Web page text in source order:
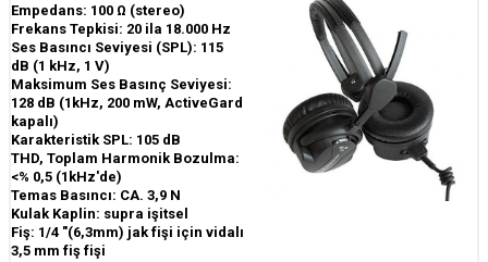
Empedans: 100 Ω (stereo)
Frekans Tepkisi: 20 ila 18.000 Hz
Ses Basıncı Seviyesi (SPL): 115
dB (1 kHz, 1 V)
Maksimum Ses Basınç Seviyesi:
128 dB (1kHz, 200 mW, ActiveGard
kapalı)
Karakteristik SPL: 105 dB
THD, Toplam Harmonik Bozulma:
<% 0,5 (1kHz'de)
Temas Basıncı: CA. 3,9 N
Kulak Kaplin: supra işitsel
Fiş: 1/4 "(6,3mm) jak fişi için vidalı
3,5 mm fiş fişi